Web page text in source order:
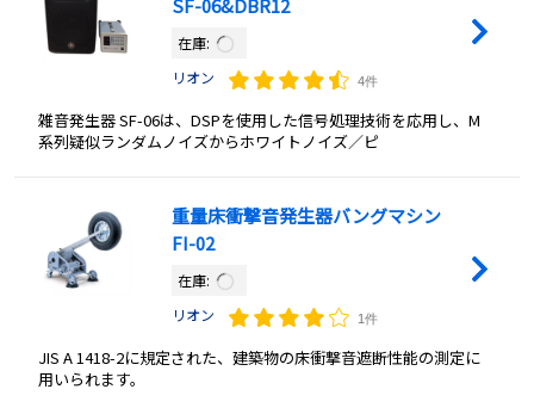
SF-06&DBR12
在庫:
リオン
4件
雑音発生器 SF-06は、DSPを使用した信号処理技術を応用し、M
系列疑似ランダムノイズからホワイトノイズ／ピ
重量床衝撃音発生器バングマシン
FI-02
在庫:
リオン
1件
JIS A 1418-2に規定された、建築物の床衝撃音遮断性能の測定に
用いられます。